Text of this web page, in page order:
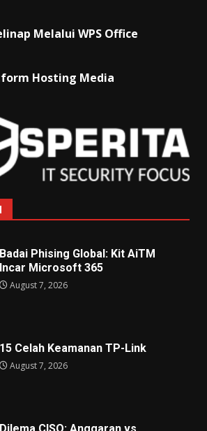
Melalui WPS Office
Hosting Media
Badai Phising Global: Kit AiTM
Incar Microsoft 365
August 7, 2026
15 Celah Keamanan TP-Link
August 7, 2026